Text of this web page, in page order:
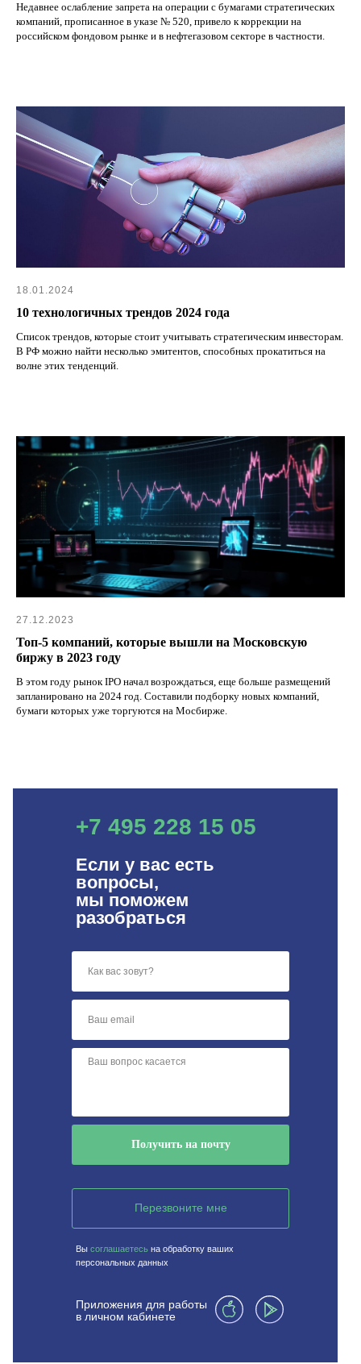
Недавнее ослабление запрета на операции с бумагами стратегических
компаний, прописанное в указе № 520, привело к коррекции на
российском фондовом рынке и в нефтегазовом секторе в частности.
18.01.2024
10 технологичных трендов 2024 года
Список трендов, которые стоит учитывать стратегическим инвесторам.
В РФ можно найти несколько эмитентов, способных прокатиться на
волне этих тенденций.
27.12.2023
Топ-5 компаний, которые вышли на Московскую
биржу в 2023 году
В этом году рынок IPO начал возрождаться, еще больше размещений
запланировано на 2024 год. Cоставили подборку новых компаний,
бумаги которых уже торгуются на Мосбирже.
Получить на почту
Если у вас есть
вопросы,
мы поможем
разобраться
Приложения для работы
в личном кабинете
Вы соглашаетесь на обработку ваших
персональных данных
+7 495 228 15 05
Перезвоните мне